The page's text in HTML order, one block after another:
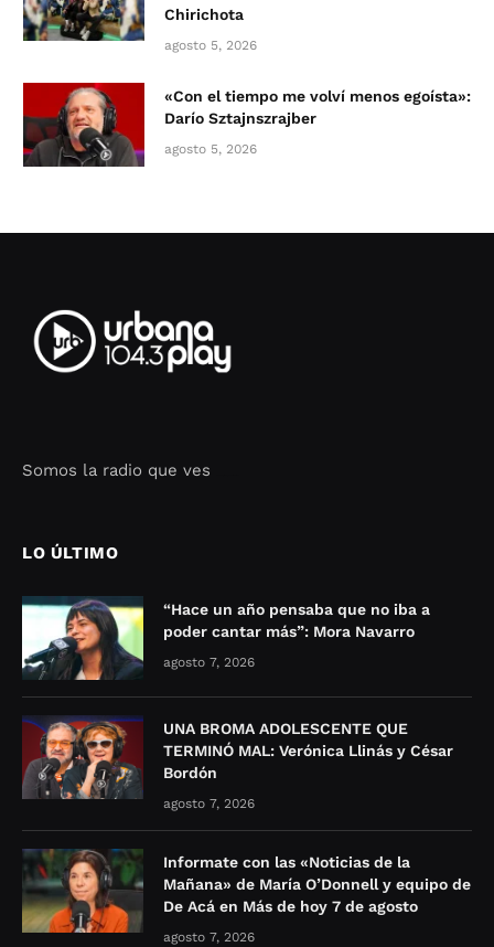
Chirichota
agosto 5, 2026
«Con el tiempo me volví menos egoísta»:
Darío Sztajnszrajber
agosto 5, 2026
Somos la radio que ves
LO ÚLTIMO
“Hace un año pensaba que no iba a
poder cantar más”: Mora Navarro
agosto 7, 2026
UNA BROMA ADOLESCENTE QUE
TERMINÓ MAL: Verónica Llinás y César
Bordón
agosto 7, 2026
Informate con las «Noticias de la
Mañana» de María O’Donnell y equipo de
De Acá en Más de hoy 7 de agosto
agosto 7, 2026